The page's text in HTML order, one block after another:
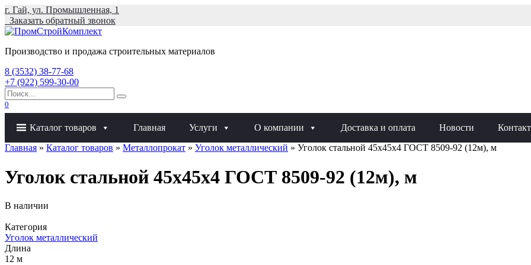
Перейти
содержанию
г. Гай, ул. Промышленная, 1
Заказать обратный звонок
Производство и продажа строительных материалов
8 (3532) 38-77-68
+7 (922) 599-30-00
Search
for:
0
Каталог товаров Главная Услуги О компании Доставка и оплата Новости
Главная » Каталог товаров » Металлопрокат » Уголок металлический » Уголок стальной 45х45х4 ГОСТ 8509-92 (12м), м
Уголок стальной 45х45х4 ГОСТ 8509-92 (12м), м
В наличии
Категория
Уголок металлический
Длина
12 м